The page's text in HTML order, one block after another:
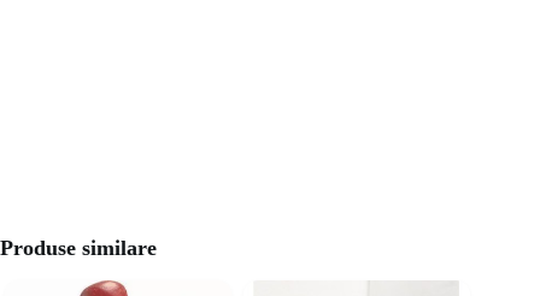
Produse similare